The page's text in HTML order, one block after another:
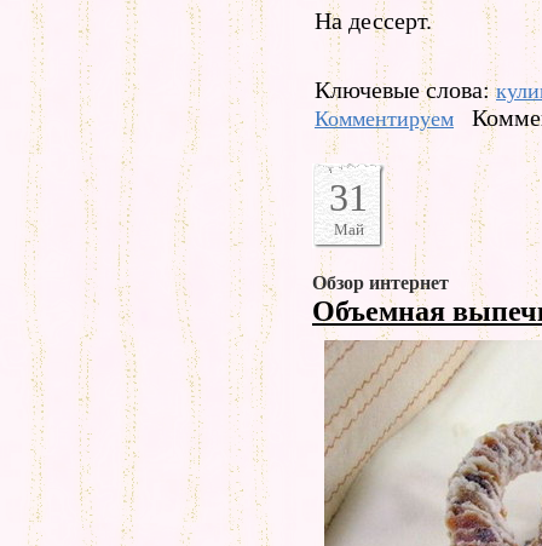
На дессерт.
Ключевые слова:
Комментируем
31
Май
Обзор интернет
Объемная